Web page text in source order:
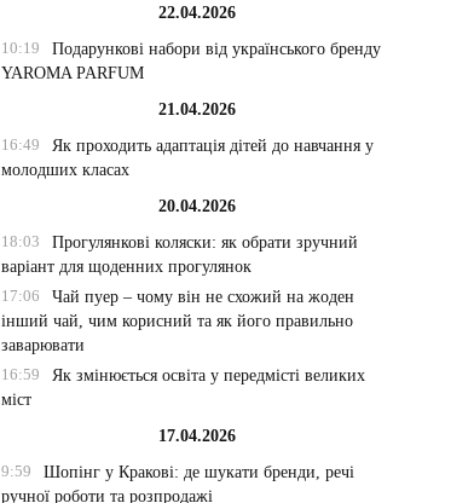
22.04.2026
10:19
Подарункові набори від українського бренду
YAROMA PARFUM
21.04.2026
16:49
Як проходить адаптація дітей до навчання у
молодших класах
20.04.2026
18:03
Прогулянкові коляски: як обрати зручний
варіант для щоденних прогулянок
17:06
Чай пуер – чому він не схожий на жоден
інший чай, чим корисний та як його правильно
заварювати
16:59
Як змінюється освіта у передмісті великих
міст
17.04.2026
9:59
Шопінг у Кракові: де шукати бренди, речі
ручної роботи та розпродажі